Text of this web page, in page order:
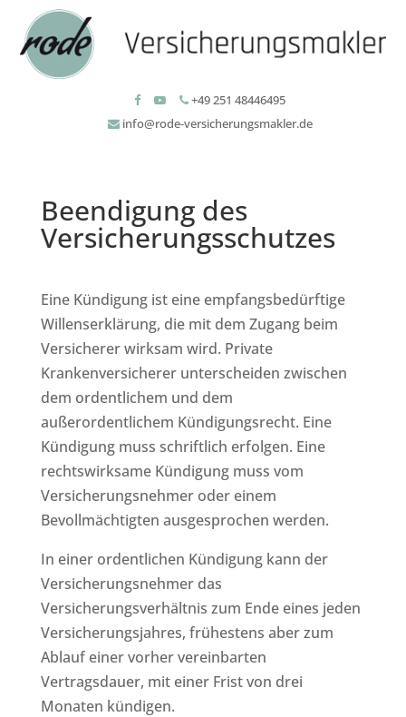
+49 251 48446495
info@rode-versicherungsmakler.de
Beendigung des
Versicherungsschutzes
Eine Kündigung ist eine empfangsbedürftige
Willenserklärung, die mit dem Zugang beim
Versicherer wirksam wird. Private
Krankenversicherer unterscheiden zwischen
dem ordentlichem und dem
außerordentlichem Kündigungsrecht. Eine
Kündigung muss schriftlich erfolgen. Eine
rechtswirksame Kündigung muss vom
Versicherungsnehmer oder einem
Bevollmächtigten ausgesprochen werden.
In einer ordentlichen Kündigung kann der
Versicherungsnehmer das
Versicherungsverhältnis zum Ende eines jeden
Versicherungsjahres, frühestens aber zum
Ablauf einer vorher vereinbarten
Vertragsdauer, mit einer Frist von drei
Monaten kündigen.